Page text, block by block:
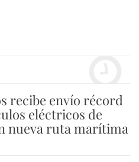
recibe envío récord
eléctricos de
nueva ruta marítima